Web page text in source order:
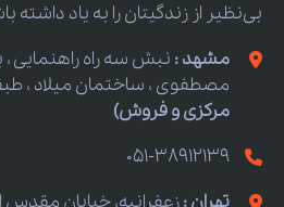
بی‌نظیر از زندگیتان را به یاد داشته
مشهد : نبش سه راه راهنمایی ،
مصطفوی ، ساختمان میلاد ، طبقه 2 ،
مرکزی و فروش)
051-38912139